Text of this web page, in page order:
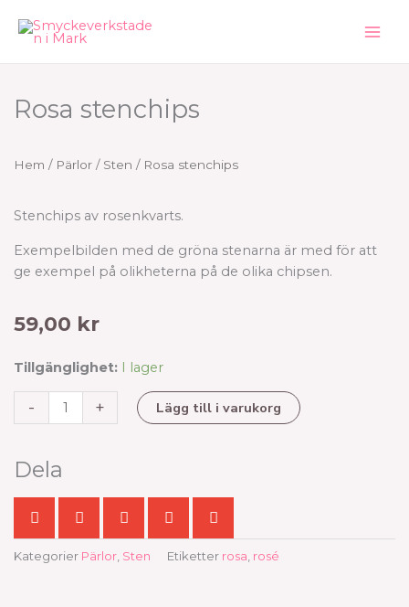
Rosa stenchips
Hem / Pärlor / Sten / Rosa stenchips
Stenchips av rosenkvarts.
Exempelbilden med de gröna stenarna är med för att
ge exempel på olikheterna på de olika chipsen.
59,00 kr
Tillgänglighet: I lager
-
Rosa
stenchips
mängd
+ Lägg till i varukorg
Dela
Kategorier Pärlor Sten Etiketter rosa rosé